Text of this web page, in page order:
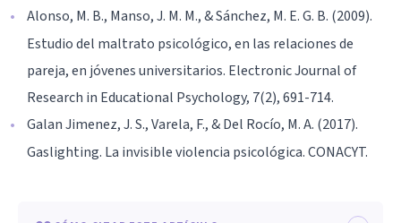
Alonso, M. B., Manso, J. M. M., & Sánchez, M. E. G. B. (2009).
Estudio del maltrato psicológico, en las relaciones de
pareja, en jóvenes universitarios. Electronic Journal of
Research in Educational Psychology, 7(2), 691-714.
Galan Jimenez, J. S., Varela, F., & Del Rocío, M. A. (2017).
Gaslighting. La invisible violencia psicológica. CONACYT.